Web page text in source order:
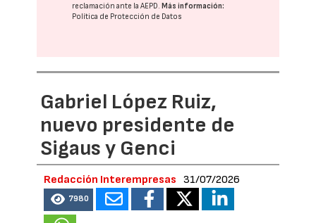
reclamación ante laAEPD. Más información:
Política de Protección de Datos
Gabriel López Ruiz,
nuevo presidente de
Sigaus y Genci
Redacción Interempresas 31/07/2026
7980